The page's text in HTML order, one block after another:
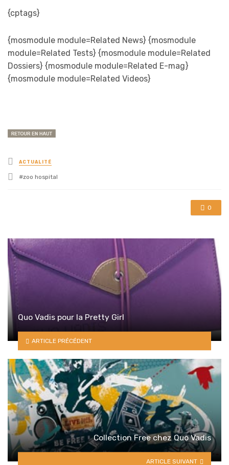
{cptags}
{mosmodule module=Related News} {mosmodule
module=Related Tests} {mosmodule module=Related
Dossiers} {mosmodule module=Related E-mag}
{mosmodule module=Related Videos}
Posted
in
ACTUALITÉ
Tagged
zoo hospital
0
Quo Vadis pour la Pretty Girl
ARTICLE PRÉCÉDENT
Collection Free chez Quo Vadis
ARTICLE SUIVANT